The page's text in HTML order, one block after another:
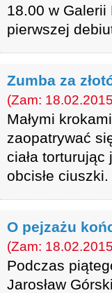
18.00 w Galerii
pierwszej
Zumba za
(Zam:
Małymi
zaopatrywać
ciała
obcisłe ciuszki.
O pejzażu
(Zam:
Podczas
Jarosław